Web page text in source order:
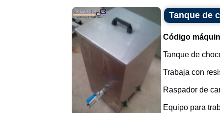
Tanque de
Código
Tanque de
Trabaja con
Raspador de
Equipo para